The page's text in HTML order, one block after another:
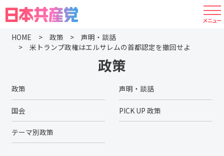
HOME 政策
声明・談話
米トランプ政権はエルサレムの首都認定を撤回せよ
政策
政策 声明・談話
国会 PICK UP 政策
テーマ別政策